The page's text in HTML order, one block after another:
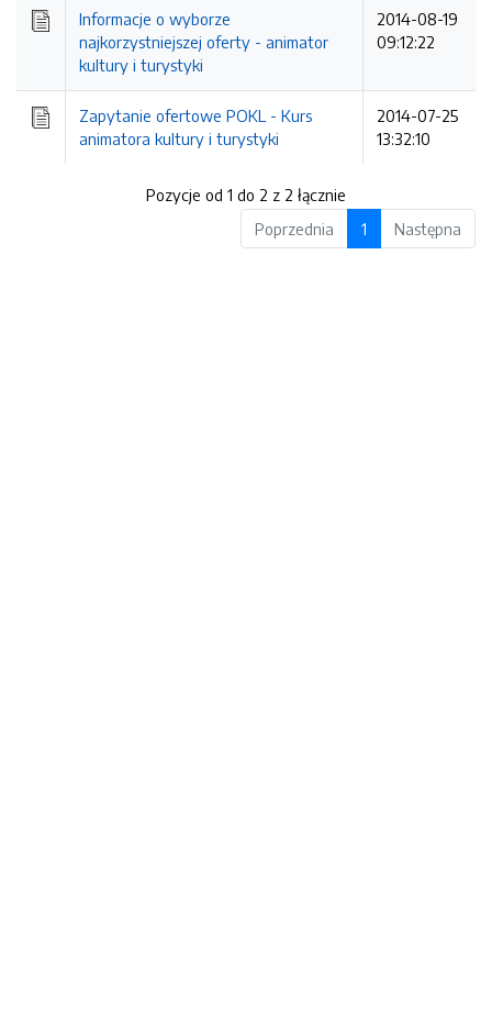
Informacje o wyborze
najkorzystniejszej oferty - animator
kultury i turystyki
2014-08-19
09:12:22
Zapytanie ofertowe POKL - Kurs
animatora kultury i turystyki
2014-07-25
13:32:10
Pozycje od 1 do 2 z 2 łącznie
Poprzednia
1 Następna